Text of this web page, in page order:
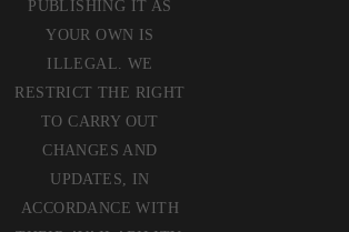
PUBLISHING IT AS
YOUR OWN IS
ILLEGAL. WE
RESTRICT THE RIGHT
TO CARRY OUT
CHANGES AND
UPDATES, IN
ACCORDANCE WITH